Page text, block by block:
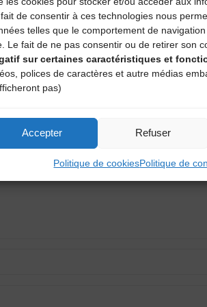
de consentir à ces technologies nous
telles que le comportement de
Le fait de ne pas consentir ou de retirer son
sur certaines caractéristiques et
polices de caractères et autre médias
pas)
Accepter Refuser
Politique de cookiesPolitique de
sont indiqués avec